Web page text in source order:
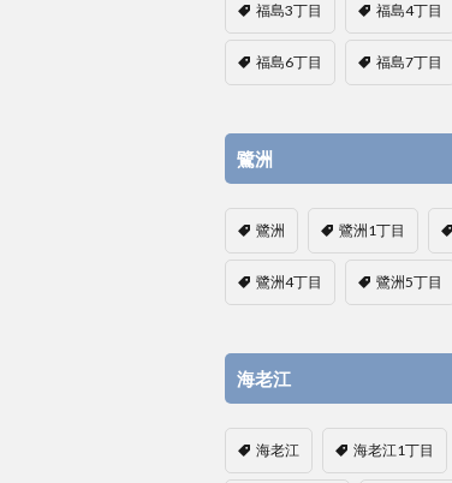
福島3丁目 福島4丁目
福島6丁目 福島7丁目
鷺洲
鷺洲 鷺洲1丁目
鷺洲4丁目 鷺洲5丁目
海老江
海老江 海老江1丁目